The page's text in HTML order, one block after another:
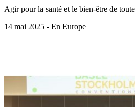
Agir pour la santé et le bien-être de
14 mai 2025 - En Europe